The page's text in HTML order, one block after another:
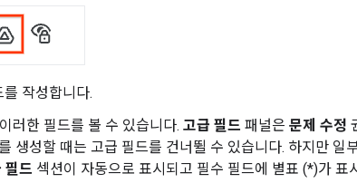
작성합니다.
러한 필드를 볼 수 있습니다. 고급 필드 패널은 문제 수정
생성할 때는 고급 필드를 건너뛸 수 있습니다. 하지만 일
필드 섹션이 자동으로 표시되고 필수 필드에 별표 (*)가 표